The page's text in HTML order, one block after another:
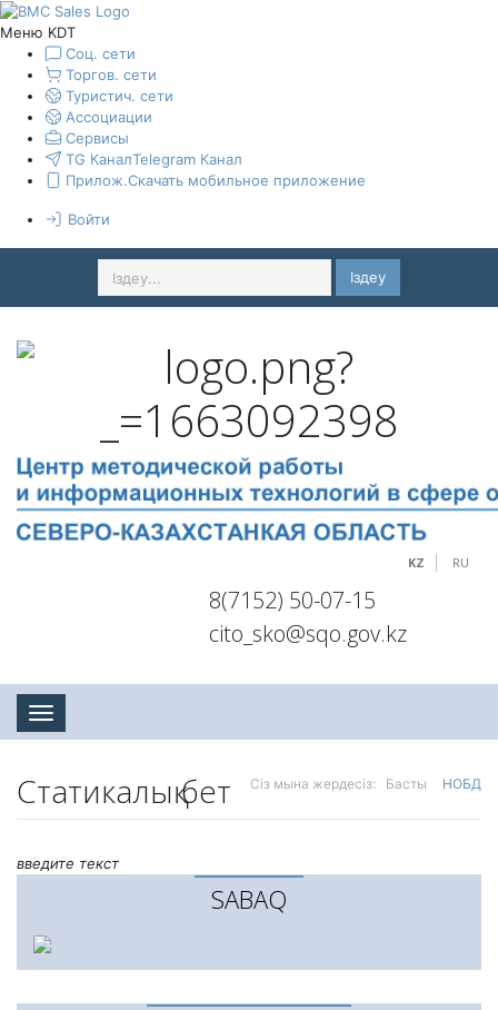
Меню KDT
Соц. сети
Торгов. сети
Туристич. сети
Ассоциации
Сервисы
TG КаналTelegram Канал
Прилож.Скачать мобильное приложение
Войти
Іздеу
KZ RU
8(7152) 50-07-15
cito_sko@sqo.gov.kz
Toggle navigation
Статикалық бет Сіз мына жердесіз: Басты НОБД
введите текст
SABAQ